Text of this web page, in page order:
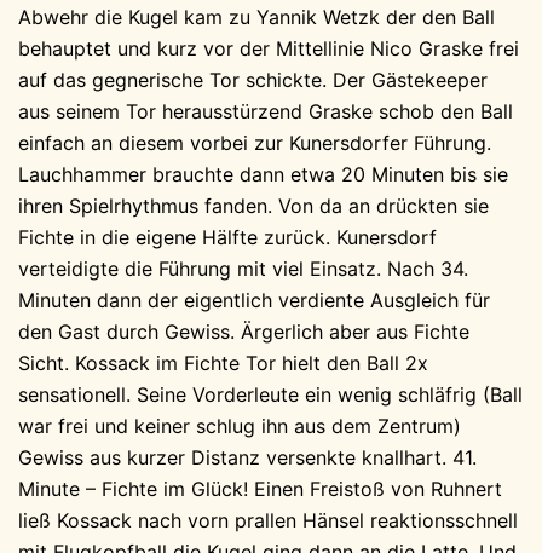
Abwehr die Kugel kam zu Yannik Wetzk der den Ball
behauptet und kurz vor der Mittellinie Nico Graske frei
auf das gegnerische Tor schickte. Der Gästekeeper
aus seinem Tor herausstürzend Graske schob den Ball
einfach an diesem vorbei zur Kunersdorfer Führung.
Lauchhammer brauchte dann etwa 20 Minuten bis sie
ihren Spielrhythmus fanden. Von da an drückten sie
Fichte in die eigene Hälfte zurück. Kunersdorf
verteidigte die Führung mit viel Einsatz. Nach 34.
Minuten dann der eigentlich verdiente Ausgleich für
den Gast durch Gewiss. Ärgerlich aber aus Fichte
Sicht. Kossack im Fichte Tor hielt den Ball 2x
sensationell. Seine Vorderleute ein wenig schläfrig (Ball
war frei und keiner schlug ihn aus dem Zentrum)
Gewiss aus kurzer Distanz versenkte knallhart. 41.
Minute – Fichte im Glück! Einen Freistoß von Ruhnert
ließ Kossack nach vorn prallen Hänsel reaktionsschnell